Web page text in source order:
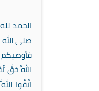
الحمد
صلى الله
فأوصيكم
اللَّهَ حَقَّ تُقَاتِهِ وَلَا
اتَّقُوا اللَّهَ وَكُونُوا